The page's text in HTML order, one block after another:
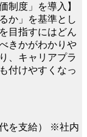
制度」を導入】
か」を基準とし
目指すにはどん
きかがわかりや
、キャリアプラ
付けやすくなっ
を支給） ※社内